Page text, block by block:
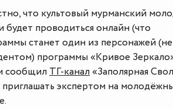
что культовый мурманский
будет проводиться онлайн (что
станет один из персонажей (не
программы «Кривое
сообщилТГ-канал «Заполярная
приглашать экспертом на